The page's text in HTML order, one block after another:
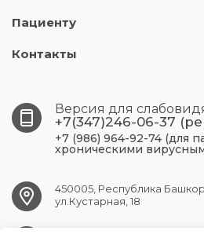
Пациенту
Контакты
Версия для
+7(347)246-06-37
+7 (986) 964-92-74 (для
хроническими
450005, Республика
ул.Кустарная, 18